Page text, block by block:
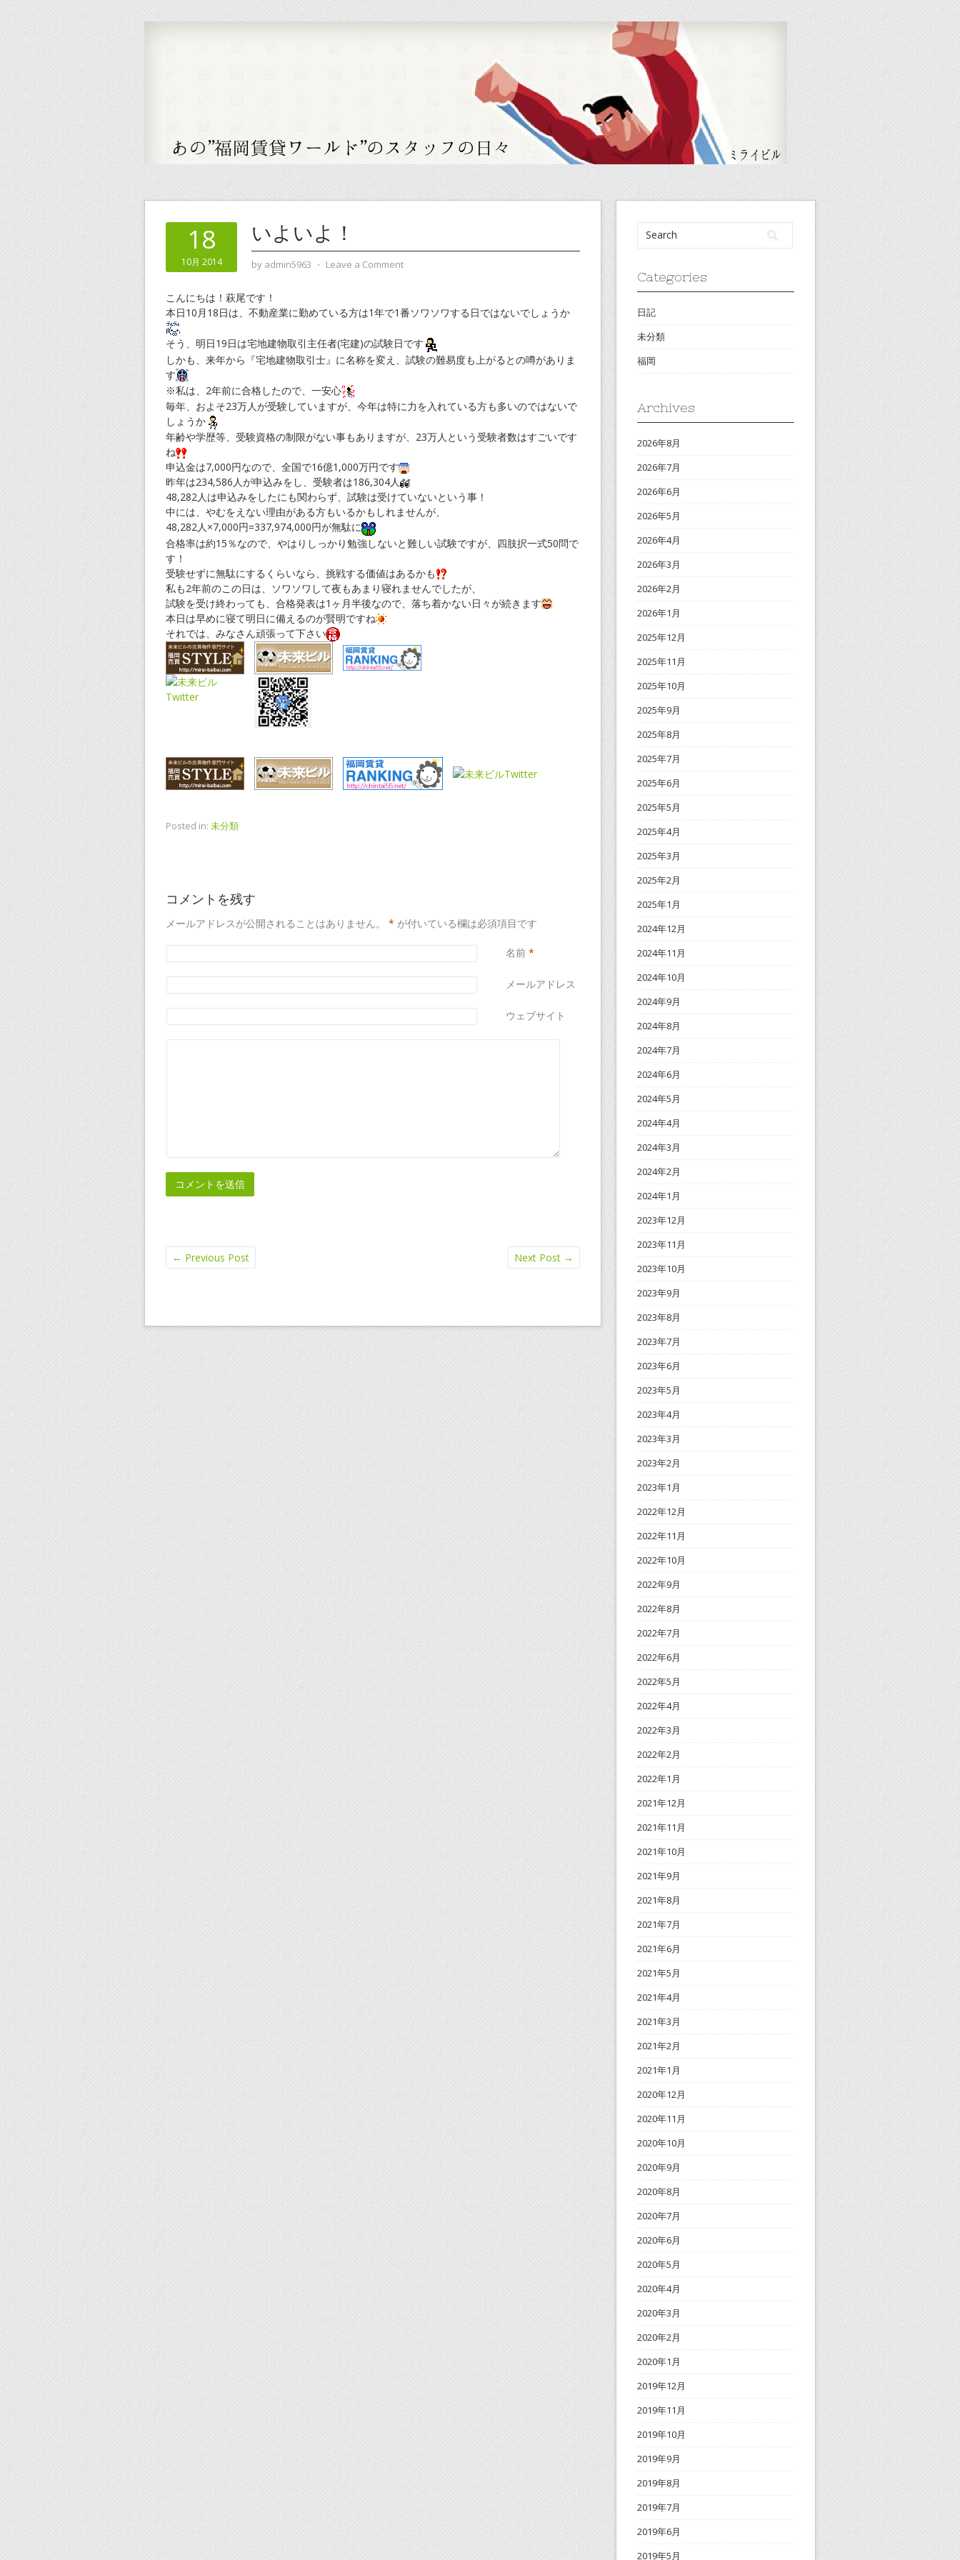
18
10月 2014
いよいよ！
by admin5963 ⋅ Leave a Comment
こんにちは！萩尾です！
本日10月18日は、不動産業に勤めている方は1年で1番ソワソワする日ではないでしょうか
そう、明日19日は宅地建物取引主任者(宅建)の試験日です
しかも、来年から『宅地建物取引士』に名称を変え、試験の難易度も上がるとの噂がありま
す
※私は、2年前に合格したので、一安心
毎年、およそ23万人が受験していますが、今年は特に力を入れている方も多いのではないで
しょうか
年齢や学歴等、受験資格の制限がない事もありますが、23万人という受験者数はすごいです
ね
申込金は7,000円なので、全国で16億1,000万円です
昨年は234,586人が申込みをし、受験者は186,304人
48,282人は申込みをしたにも関わらず、試験は受けていないという事！
中には、やむをえない理由がある方もいるかもしれませんが、
48,282人×7,000円=337,974,000円が無駄に
合格率は約15％なので、やはりしっかり勉強しないと難しい試験ですが、四肢択一式50問で
す！
受験せずに無駄にするくらいなら、挑戦する価値はあるかも
私も2年前のこの日は、ソワソワして夜もあまり寝れませんでしたが、
試験を受け終わっても、合格発表は1ヶ月半後なので、落ち着かない日々が続きます
本日は早めに寝て明日に備えるのが賢明ですね
それでは、みなさん頑張って下さい
Posted in: 未分類
コメントを残す
メールアドレスが公開されることはありません。 * が付いている欄は必須項目です
名前 *
メールアドレス
ウェブサイト
← Previous Post Next Post →
Categories
日記
未分類
福岡
Archives
2026年8月
2026年7月
2026年6月
2026年5月
2026年4月
2026年3月
2026年2月
2026年1月
2025年12月
2025年11月
2025年10月
2025年9月
2025年8月
2025年7月
2025年6月
2025年5月
2025年4月
2025年3月
2025年2月
2025年1月
2024年12月
2024年11月
2024年10月
2024年9月
2024年8月
2024年7月
2024年6月
2024年5月
2024年4月
2024年3月
2024年2月
2024年1月
2023年12月
2023年11月
2023年10月
2023年9月
2023年8月
2023年7月
2023年6月
2023年5月
2023年4月
2023年3月
2023年2月
2023年1月
2022年12月
2022年11月
2022年10月
2022年9月
2022年8月
2022年7月
2022年6月
2022年5月
2022年4月
2022年3月
2022年2月
2022年1月
2021年12月
2021年11月
2021年10月
2021年9月
2021年8月
2021年7月
2021年6月
2021年5月
2021年4月
2021年3月
2021年2月
2021年1月
2020年12月
2020年11月
2020年10月
2020年9月
2020年8月
2020年7月
2020年6月
2020年5月
2020年4月
2020年3月
2020年2月
2020年1月
2019年12月
2019年11月
2019年10月
2019年9月
2019年8月
2019年7月
2019年6月
2019年5月